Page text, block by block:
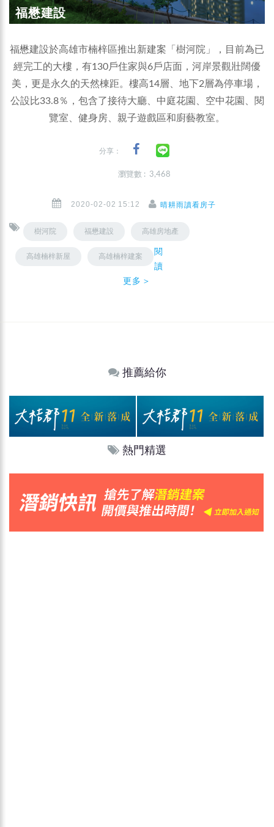
福懋建設
福懋建設於高雄市楠梓區推出新建案「樹河院」，目前為已
經完工的大樓，有130戶住家與6戶店面，河岸景觀壯闊優
美，更是永久的天然棟距。樓高14層、地下2層為停車場，
公設比33.8％，包含了接待大廳、中庭花園、空中花園、閱
覽室、健身房、親子遊戲區和廚藝教室。
分享：
瀏覽數 : 3,468
2020-02-02 15:12 晴耕雨讀看房子
樹河院 福懋建設 高雄房地產
高雄楠梓新屋 高雄楠梓建案
閱
讀
更多＞
推薦給你
熱門精選